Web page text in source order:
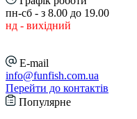
пн-сб - з 8.00 до 19.00
нд - вихідний
E-mail
info@funfish.com.ua
Перейти до контактів
Популярне